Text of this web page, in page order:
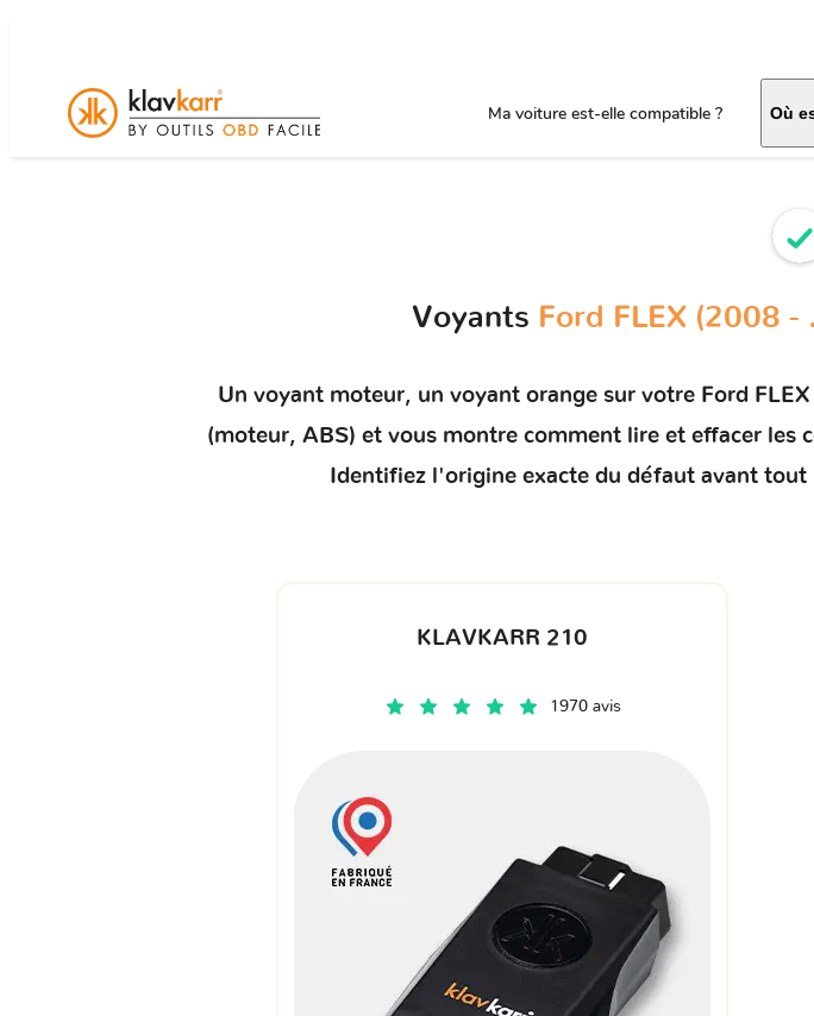
Ma voiture est-elle compatible ? Où
Voyants Ford FLEX (2008 -
Un voyant moteur, un voyant orange sur votre Ford
(moteur, ABS) et vous montre comment lire et effacer les
Identifiez l'origine exacte du défaut avant tout
KLAVKARR 210
1970 avis